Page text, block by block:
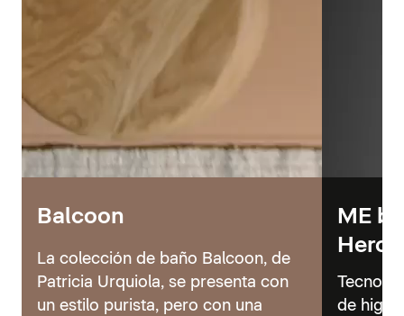
Balcoon
La colección de baño Balcoon, de
Patricia Urquiola, se presenta con
un estilo purista, pero con una
ME
Hero
de